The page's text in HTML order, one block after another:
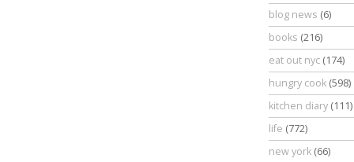
blog news (6)
books (216)
eat out nyc (174)
hungry cook (598)
kitchen diary (111)
life (772)
new york (66)